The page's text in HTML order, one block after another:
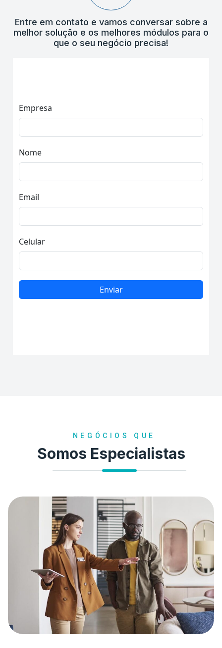
Entre em contato e vamos conversar sobre a
melhor solução e os melhores módulos para o
que o seu negócio precisa!
NEGÓCIOS QUE
Somos Especialistas